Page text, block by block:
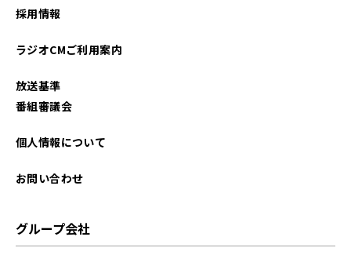
採用情報
ラジオCMご利用案内
放送基準
番組審議会
個人情報について
お問い合わせ
グループ会社